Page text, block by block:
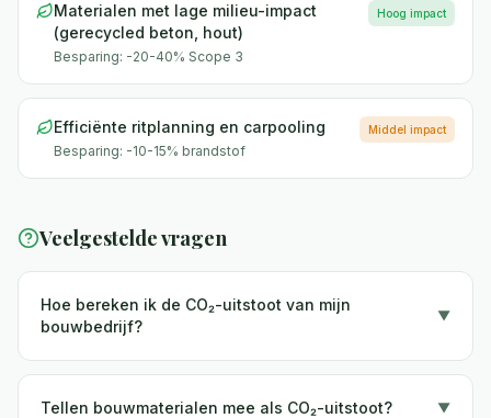
Materialen met lage milieu-impact
(gerecycled beton, hout)
Besparing: -20-40% Scope 3
Hoog impact
Efficiënte ritplanning en carpooling
Besparing: -10-15% brandstof
Middel impact
Veelgestelde vragen
Hoe bereken ik de CO₂-uitstoot van mijn
bouwbedrijf?
▼
Tellen bouwmaterialen mee als CO₂-uitstoot? ▼